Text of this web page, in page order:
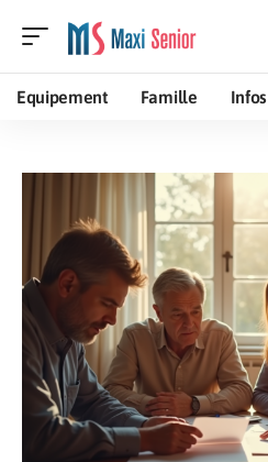
Equipement Famille Infos